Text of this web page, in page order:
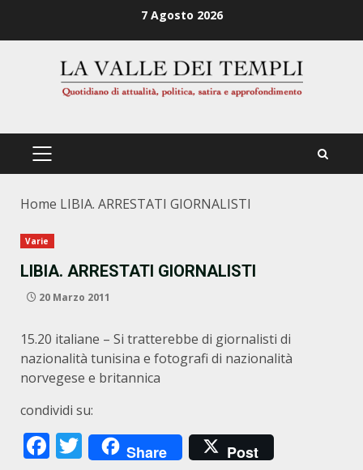
7 Agosto 2026
PRIMÄRES
Home LIBIA. ARRESTATI GIORNALISTI
Varie
LIBIA. ARRESTATI GIORNALISTI
20 Marzo 2011
15.20 italiane – Si tratterebbe di giornalisti di
nazionalità tunisina e fotografi di nazionalità
norvegese e britannica
condividi su:
Facebook
Twitter
Share Post